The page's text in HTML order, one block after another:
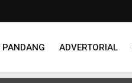
PANDANG ADVERTORIAL